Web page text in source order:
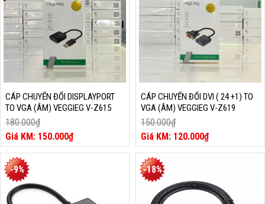
CÁP CHUYỂN ĐỔI DISPLAYPORT
TO VGA (ÂM) VEGGIEG V-Z615
180.000₫
Giá
gốc
là:
180.000₫.
150.000₫
Giá
hiện
tại
là:
150.000₫.
CÁP CHUYỂN ĐỔI DVI ( 24 +1) TO
VGA (ÂM) VEGGIEG V-Z619
150.000₫
Giá
gốc
là:
150.000₫.
120.000₫
Giá
hiện
tại
là:
120.000₫.
-9% -18%